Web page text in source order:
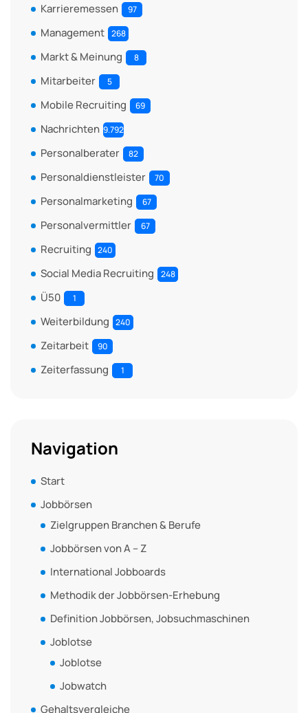
Karrieremessen 97
Management 268
Markt & Meinung 8
Mitarbeiter 5
Mobile Recruiting 69
Nachrichten 9.792
Personalberater 82
Personaldienstleister 70
Personalmarketing 67
Personalvermittler 67
Recruiting 240
Social Media Recruiting 248
Ü50 1
Weiterbildung 240
Zeitarbeit 90
Zeiterfassung 1
Navigation
Start
Jobbörsen
Zielgruppen Branchen & Berufe
Jobbörsen von A – Z
International Jobboards
Methodik der Jobbörsen-Erhebung
Definition Jobbörsen, Jobsuchmaschinen
Joblotse
Joblotse
Jobwatch
Gehaltsvergleiche